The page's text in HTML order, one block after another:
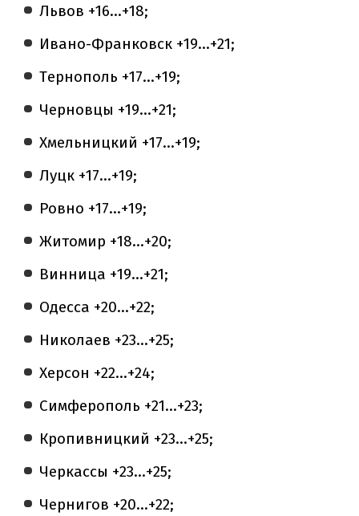
Львов +16...+18;
Ивано-Франковск +19...+21;
Тернополь +17...+19;
Черновцы +19...+21;
Хмельницкий +17...+19;
Луцк +17...+19;
Ровно +17…+19;
Житомир +18...+20;
Винница +19...+21;
Одесса +20...+22;
Николаев +23...+25;
Херсон +22...+24;
Симферополь +21...+23;
Кропивницкий +23...+25;
Черкассы +23...+25;
Чернигов +20...+22;